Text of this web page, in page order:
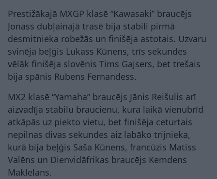
Prestižākajā MXGP klasē “Kawasaki” braucējs
Jonass dubļainajā trasē bija stabili pirmā
desmitnieka robežās un finišēja astotais. Uzvaru
svinēja beļģis Lukass Kūnens, trīs sekundes
vēlāk finišēja slovēnis Tims Gajsers, bet trešais
bija spānis Rubens Fernandess.
MX2 klasē “Yamaha” braucējs Jānis Reišulis arī
aizvadīja stabilu braucienu, kura laikā vienubrīd
atkāpās uz piekto vietu, bet finišēja ceturtais
nepilnas divas sekundes aiz labāko trijnieka,
kurā bija beļģis Saša Kūnens, francūzis Matiss
Valēns un Dienvidāfrikas braucējs Kemdens
Maklelans.